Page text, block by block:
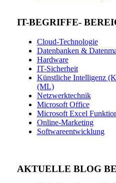
IT-BEGRIFFE-
Cloud-Technologie
Datenbanken &
Hardware
IT-Sicherheit
Künstliche Intelligenz
(ML)
Netzwerktechnik
Microsoft Office
Microsoft Excel
Online-Marketing
Softwareentwicklung
AKTUELLE BLOG